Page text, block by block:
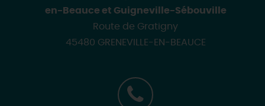
en-Beauce et Guigneville-Sébouville
Route de Gratigny
45480 GRENEVILLE-EN-BEAUCE